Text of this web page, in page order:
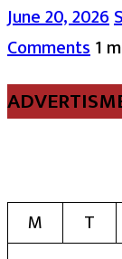
June 20, 2026
Comments1
M
T